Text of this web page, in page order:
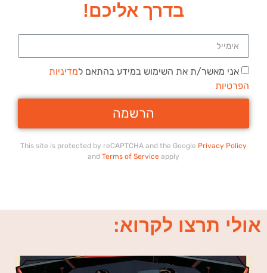
בדרך אליכם!
אני מאשר/ת את השימוש במידע בהתאם למדיניות
הפרטיות
הרשמה
This site is protected by reCAPTCHA and the Google Privacy Policy
and Terms of Service apply
אולי תרצו לקרוא: